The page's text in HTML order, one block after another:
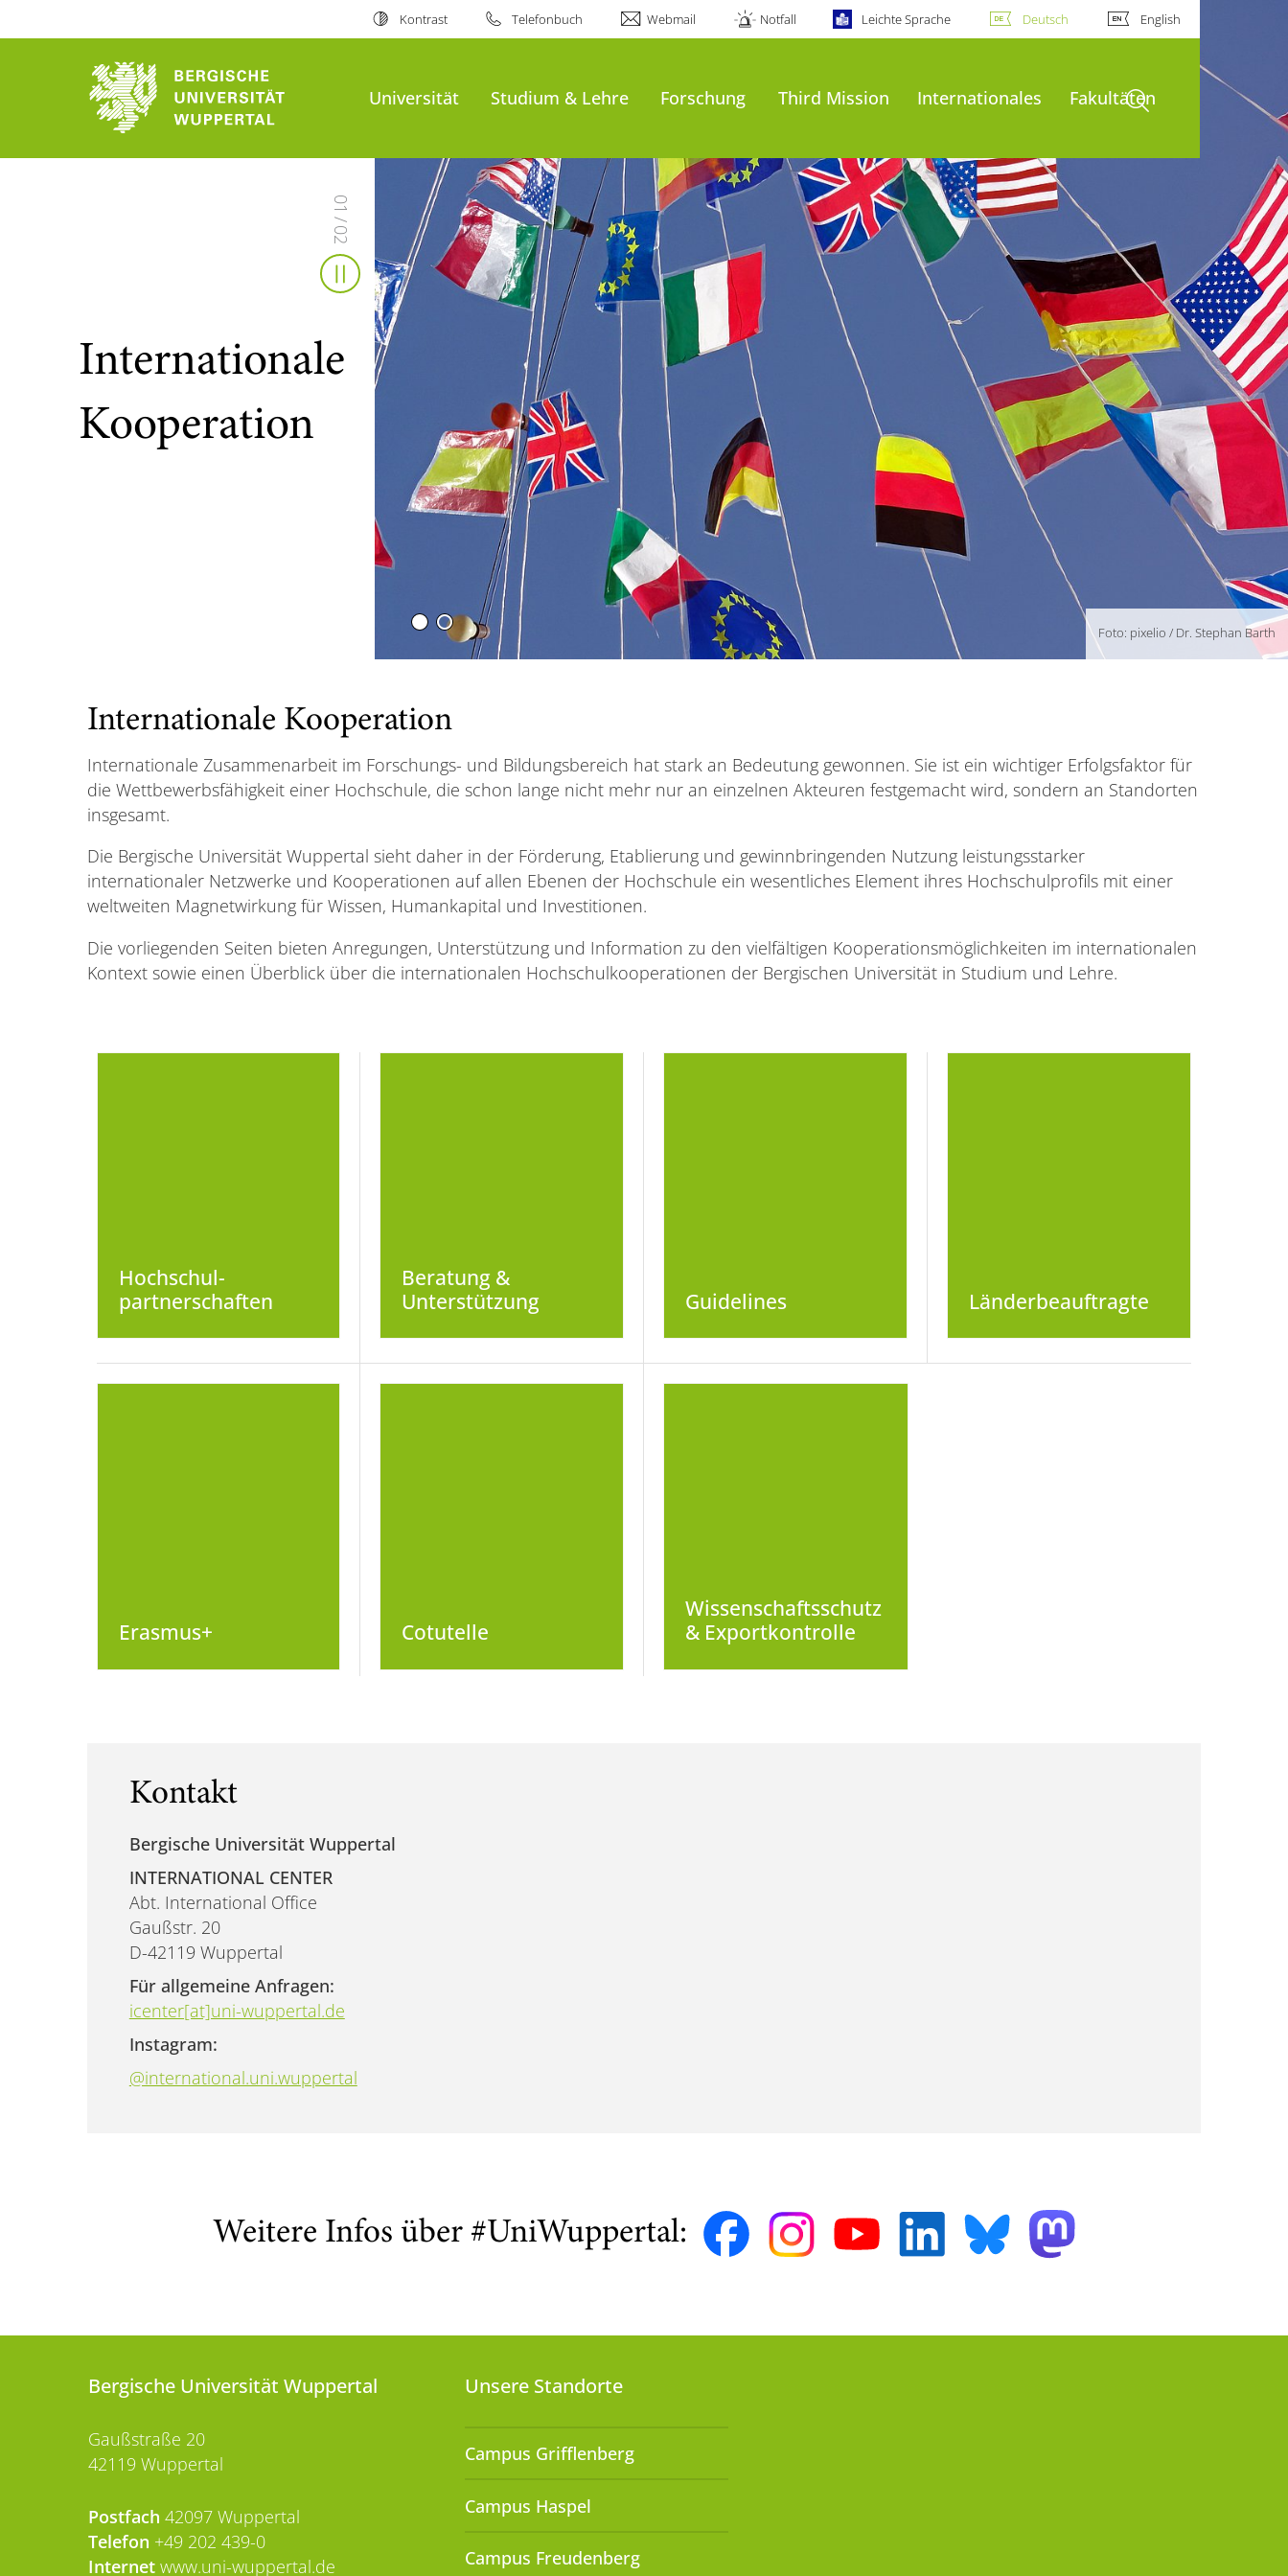
Kontrast Telefonbuch Webmail Notfall Leichte Sprache Deutsch English
Universität Studium & Lehre Forschung Third Mission Internationales FakultätenSuche öffnen
Bergische Universität Wuppertal
Slider stoppen
Foto: pixelio / Dr. Stephan Barth
Internationale
Kooperation
0
1
/
0
2
Internationale Kooperation
Internationale Zusammenarbeit im Forschungs- und Bildungsbereich hat stark an Bedeutung gewonnen. Sie ist ein wichtiger Erfolgsfaktor für
die Wettbewerbsfähigkeit einer Hochschule, die schon lange nicht mehr nur an einzelnen Akteuren festgemacht wird, sondern an Standorten
insgesamt.
Die Bergische Universität Wuppertal sieht daher in der Förderung, Etablierung und gewinnbringenden Nutzung leistungsstarker
internationaler Netzwerke und Kooperationen auf allen Ebenen der Hochschule ein wesentliches Element ihres Hochschulprofils mit einer
weltweiten Magnetwirkung für Wissen, Humankapital und Investitionen.
Die vorliegenden Seiten bieten Anregungen, Unterstützung und Information zu den vielfältigen Kooperationsmöglichkeiten im internationalen
Kontext sowie einen Überblick über die internationalen Hochschulkooperationen der Bergischen Universität in Studium und Lehre.
Hochschul-
partnerschaften
Beratung &
Unterstützung
Guidelines Länderbeauftragte
Erasmus+ Cotutelle
Wissenschaftsschutz
& Exportkontrolle
Kontakt
Bergische Universität Wuppertal
INTERNATIONAL CENTER
Abt. International Office
Gaußstr. 20
D-42119 Wuppertal
Für allgemeine Anfragen:
icenter[at]uni-wuppertal.de
Instagram:
@international.uni.wuppertal
Weitere Infos über #UniWuppertal:
Bergische Universität Wuppertal
Gaußstraße 20
42119 Wuppertal
Postfach 42097 Wuppertal
Telefon +49 202 439-0
Internet www.uni-wuppertal.de
Unsere Standorte
Campus Grifflenberg
Campus Haspel
Campus Freudenberg